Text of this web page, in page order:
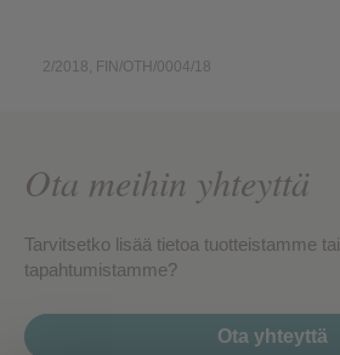
2/2018, FIN/OTH/0004/18
Ota meihin yhteyttä
Tarvitsetko lisää tietoa tuotteistamme tai
tapahtumistamme?
Ota yhteyttä